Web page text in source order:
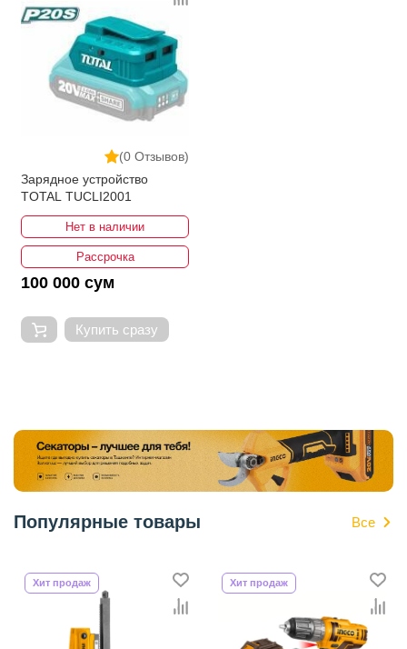
(0 Отзывов)
Зарядное устройство
TOTAL TUCLI2001
Нет в наличии
Рассрочка
100 000 сум
Купить сразу
Популярные товары Все
Хит продаж Хит продаж